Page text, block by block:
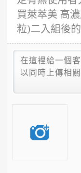
買萊萃美 高
粒)二入組後